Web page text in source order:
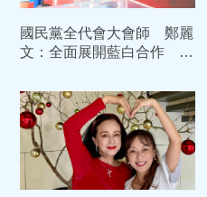
國民黨全代會大會師 鄭麗
文：全面展開藍白合作 務